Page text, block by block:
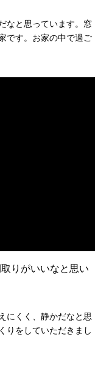
なと思っています。窓
です。お家の中で過ご
りがいいなと思い
にくく、静かだなと思
りをしていただきまし